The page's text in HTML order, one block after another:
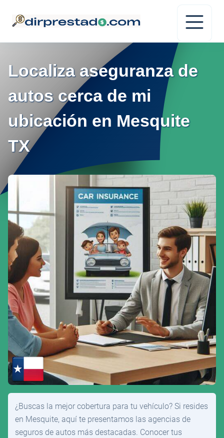
Localiza aseguranza de
autos cerca de mi
ubicación en Mesquite
TX
¿Buscas la mejor cobertura para tu vehículo? Si resides
en Mesquite, aquí te presentamos las agencias de
seguros de autos más destacadas. Conocer tus